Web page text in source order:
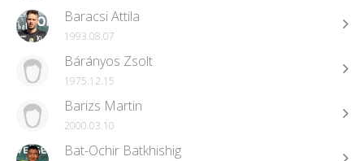
Baracsi Attila
1993.08.07
Bárányos Zsolt
1975.12.15
Barizs Martin
2000.03.10
Bat-Ochir Batkhishig